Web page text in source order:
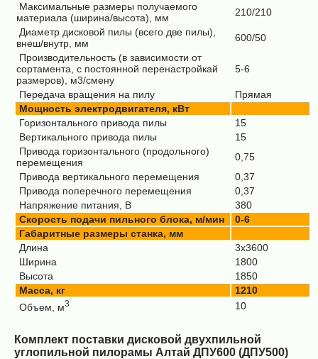
Максимальные размеры получаемого
материала (ширина/высота), мм
210/210
Диаметр дисковой пилы (всего две пилы)
внеш/внутр, мм
600/50
Производительность (в зависимости от
сортамента, с постоянной перенастройкай
размеров), м3/смену
5-6
Передача вращения на пилу
Прямая
Мощность электродвигателя, кВт
Горизонтального привода пилы
15
Вертикального привода пилы
15
Привода горизонтального (продольного)
перемещения
0,75
Привода вертикального перемещения
0,37
Привода поперечного перемещения
0,37
Напряжение питания, В
380
Скорость подачи пильного блока, м/мин
0-6
Габаритные размеры станка, мм
Длина
3х3600
Ширина
1800
Высота
1850
Масса, кг
1210
Объем, м3 10
Комплект поставки дисковой двухпильной
углопильной пилорамы Алтай ДПУ600 (ДПУ500)